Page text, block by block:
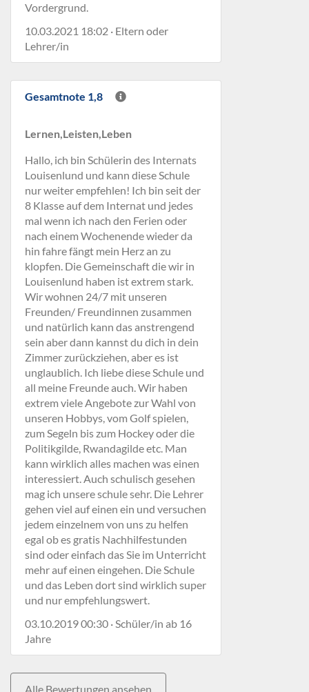
Vordergrund.
10.03.2021 18:02 · Eltern oder
Lehrer/in
Gesamtnote 1,8
Lernen,Leisten,Leben
Hallo, ich bin Schülerin des Internats
Louisenlund und kann diese Schule
nur weiter empfehlen! Ich bin seit der
8 Klasse auf dem Internat und jedes
mal wenn ich nach den Ferien oder
nach einem Wochenende wieder da
hin fahre fängt mein Herz an zu
klopfen. Die Gemeinschaft die wir in
Louisenlund haben ist extrem stark.
Wir wohnen 24/7 mit unseren
Freunden/ Freundinnen zusammen
und natürlich kann das anstrengend
sein aber dann kannst du dich in dein
Zimmer zurückziehen, aber es ist
unglaublich. Ich liebe diese Schule und
all meine Freunde auch. Wir haben
extrem viele Angebote zur Wahl von
unseren Hobbys, vom Golf spielen,
zum Segeln bis zum Hockey oder die
Politikgilde, Rwandagilde etc. Man
kann wirklich alles machen was einen
interessiert. Auch schulisch gesehen
mag ich unsere schule sehr. Die Lehrer
gehen viel auf einen ein und versuchen
jedem einzelnem von uns zu helfen
egal ob es gratis Nachhilfestunden
sind oder einfach das Sie im Unterricht
mehr auf einen eingehen. Die Schule
und das Leben dort sind wirklich super
und nur empfehlungswert.
03.10.2019 00:30 · Schüler/in ab 16
Jahre
Alle Bewertungen ansehen